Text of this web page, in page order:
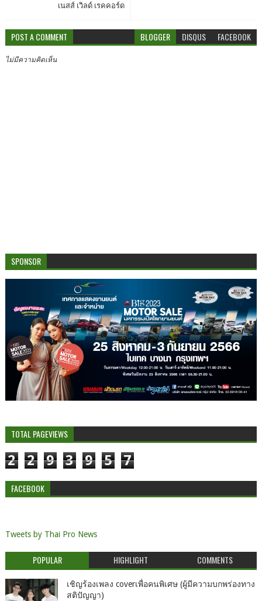
เนสส์ เวิลด์ เรคคอร์ด
POST A COMMENT BLOGGER DISQUS FACEBOOK
ไม่มีความคิดเห็น
SPONSOR
TOTAL PAGEVIEWS
2 2 9 3 9 5 7
FACEBOOK
Tweets by Thai Pro News
POPULAR HIGHLIGHT COMMENTS
เชิญร้องเพลง coverเพื่อคนพิเศษ (ผู้มีความบกพร่องทาง
สติปัญญา)